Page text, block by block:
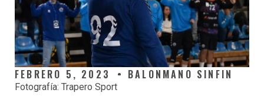
FEBRERO 5, 2023 BALONMANO SINFIN
Fotografía: Trapero Sport